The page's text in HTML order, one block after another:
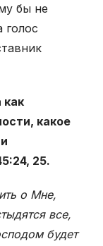
бы не
голос
какое
25.
о Мне,
все,
будет